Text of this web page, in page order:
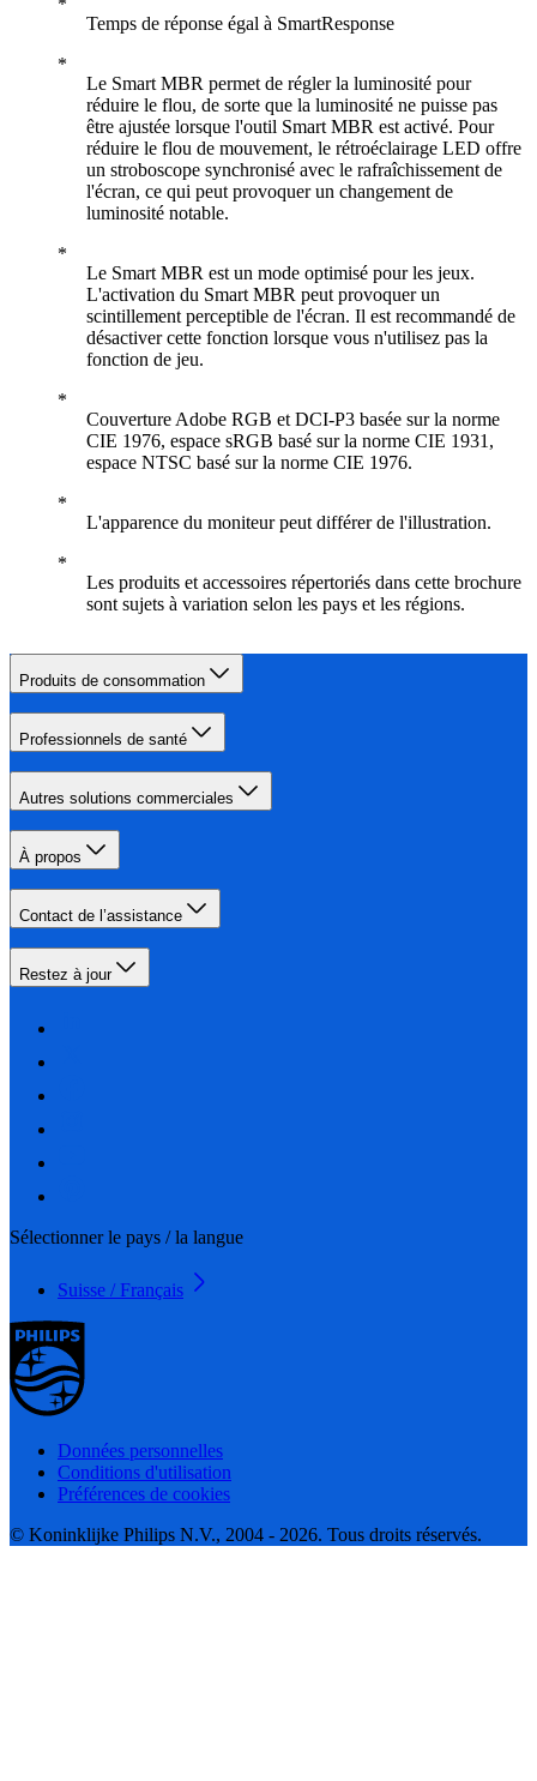
Temps de réponse égal à SmartResponse
Le Smart MBR permet de régler la luminosité pour
réduire le flou, de sorte que la luminosité ne puisse pas
être ajustée lorsque l'outil Smart MBR est activé. Pour
réduire le flou de mouvement, le rétroéclairage LED offre
un stroboscope synchronisé avec le rafraîchissement de
l'écran, ce qui peut provoquer un changement de
luminosité notable.
Le Smart MBR est un mode optimisé pour les jeux.
L'activation du Smart MBR peut provoquer un
scintillement perceptible de l'écran. Il est recommandé de
désactiver cette fonction lorsque vous n'utilisez pas la
fonction de jeu.
Couverture Adobe RGB et DCI-P3 basée sur la norme
CIE 1976, espace sRGB basé sur la norme CIE 1931,
espace NTSC basé sur la norme CIE 1976.
L'apparence du moniteur peut différer de l'illustration.
Les produits et accessoires répertoriés dans cette brochure
sont sujets à variation selon les pays et les régions.
Produits de consommation
Professionnels de santé
Autres solutions commerciales
À propos
Contact de l’assistance
Restez à jour
Sélectionner le pays / la langue
Suisse / Français
Données personnelles
Conditions d'utilisation
Préférences de cookies
© Koninklijke Philips N.V., 2004 - 2026. Tous droits réservés.